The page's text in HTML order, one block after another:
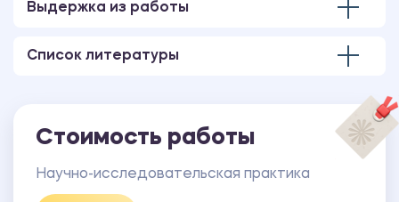
Выдержка из работы
Список литературы
Стоимость работы
Научно-исследовательская практика